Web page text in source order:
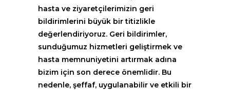
hasta ve ziyaretçilerimizin geri
bildirimlerini büyük bir titizlikle
değerlendiriyoruz. Geri bildirimler,
sunduğumuz hizmetleri geliştirmek ve
hasta memnuniyetini artırmak adına
bizim için son derece önemlidir. Bu
nedenle, şeffaf, uygulanabilir ve etkili bir